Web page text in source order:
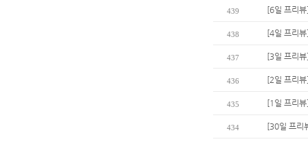
439 [6일 프리
438 [4일 프리
437 [3일 프리
436 [2일 프리
435 [1일 프리
434 [30일 프리